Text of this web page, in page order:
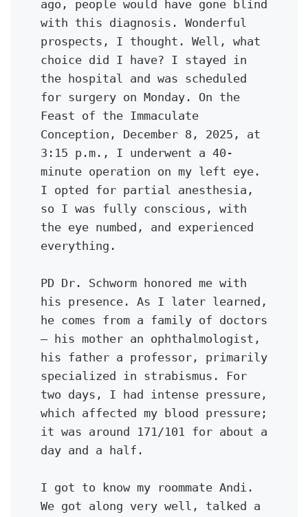
ago, people would have gone blind
with this diagnosis. Wonderful
prospects, I thought. Well, what
choice did I have? I stayed in
the hospital and was scheduled
for surgery on Monday. On the
Feast of the Immaculate
Conception, December 8, 2025, at
3:15 p.m., I underwent a 40-
minute operation on my left eye.
I opted for partial anesthesia,
so I was fully conscious, with
the eye numbed, and experienced
everything.
PD Dr. Schworm honored me with
his presence. As I later learned,
he comes from a family of doctors
— his mother an ophthalmologist,
his father a professor, primarily
specialized in strabismus. For
two days, I had intense pressure,
which affected my blood pressure;
it was around 171/101 for about a
day and a half.
I got to know my roommate Andi.
We got along very well, talked a